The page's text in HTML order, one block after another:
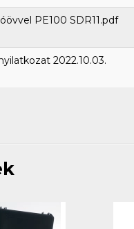
PE100 SDR11.pdf
2022.10.03.